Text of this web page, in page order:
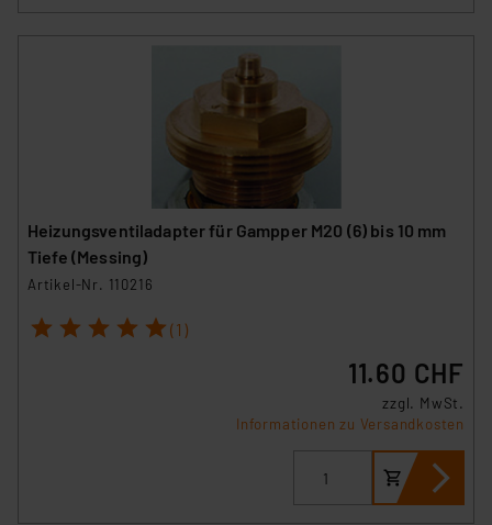
Heizungsventiladapter für Gampper M20 (6) bis 10 mm
Tiefe (Messing)
Artikel-Nr. 110216
1 2 3 4 5 (1)
11.60 CHF
zzgl. MwSt.
Informationen zu Versandkosten